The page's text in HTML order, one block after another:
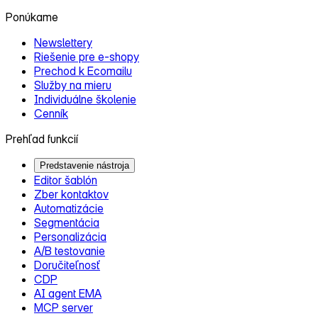
Ponúkame
Newslettery
Riešenie pre e‑shopy
Prechod k Ecomailu
Služby na mieru
Individuálne školenie
Cenník
Prehľad funkcií
Predstavenie nástroja
Editor šablón
Zber kontaktov
Automatizácie
Segmentácia
Personalizácia
A/B testovanie
Doručiteľnosť
CDP
AI agent EMA
MCP server